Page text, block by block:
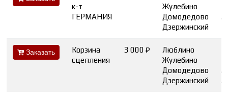
к-т
ГЕРМАНИЯ
Жулебино
Домодедово
Дзержинский
2
Заказать
Корзина
сцепления
3 000 ₽
Люблино
Жулебино
Домодедово
Дзержинский
2
2